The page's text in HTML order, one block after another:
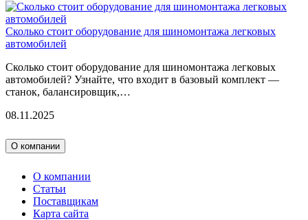
Сколько стоит оборудование для шиномонтажа легковых
автомобилей
Сколько стоит оборудование для шиномонтажа легковых
автомобилей? Узнайте, что входит в базовый комплект —
станок, балансировщик,…
08.11.2025
О компании
О компании
Статьи
Поставщикам
Карта сайта